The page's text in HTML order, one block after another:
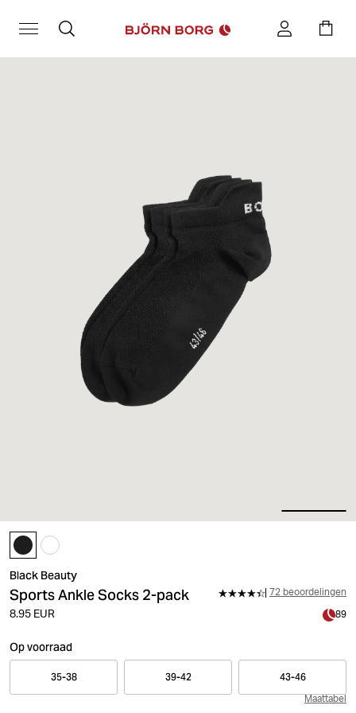
Black Beauty
Sports Ankle Socks 2-pack 72 beoordelingen
8.95 EUR 89
Op voorraad
35-38 39-42 43-46
Maattabel